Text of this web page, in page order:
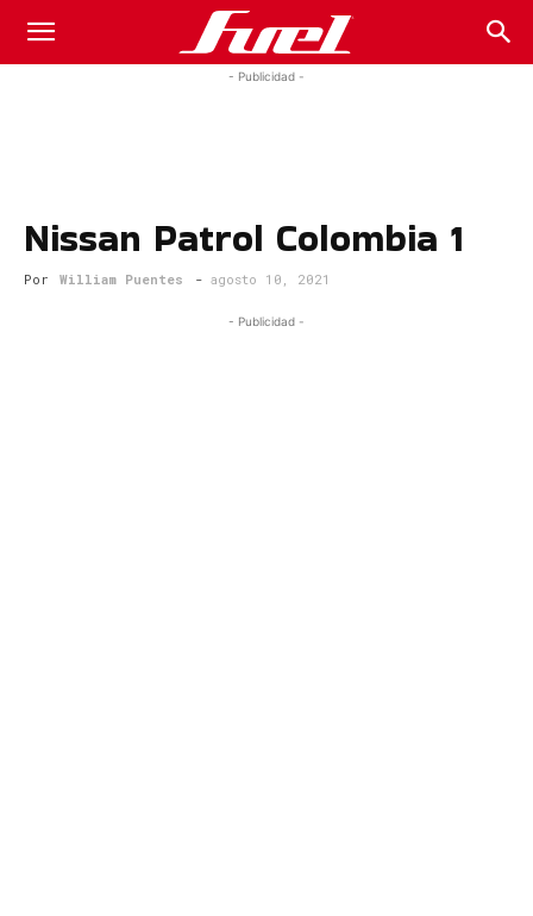
Fuel
Magazine
- Publicidad -
Nissan Patrol Colombia 1
Por William Puentes - agosto 10, 2021
- Publicidad -